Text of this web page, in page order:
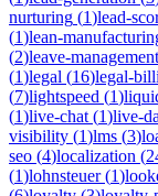
nurturing (1)lead-
(1)lean-
(2)leave-management
(1)legal (16)legal-
(7)lightspeed (1)
(1)live-chat (1)live-
visibility (1)lms (3)
seo (4)localization (
(1)lohnsteuer(1)